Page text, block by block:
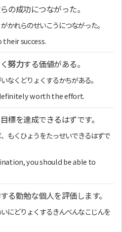
の成功につながった。
かれらのせいこうにつながった。
success.
努力する価値がある。
なくどりょくするかちがある。
worth the effort.
標を達成できるはずです。
もくひょうをたっせいできるはずで
you should be able to
する勤勉な個人を評価します。
にどりょくするきんべんなこじんを